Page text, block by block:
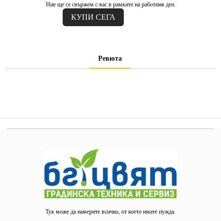
Ние ще се свържем с вас в рамките на работния ден.
Ревюта
Тук може да намерите всичко, от което имате нужда.